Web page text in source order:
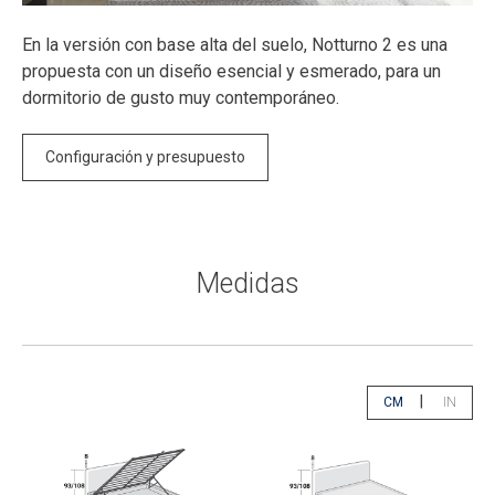
En la versión con base alta del suelo, Notturno 2 es una
propuesta con un diseño esencial y esmerado, para un
dormitorio de gusto muy contemporáneo.
Configuración y presupuesto
Medidas
CM
|
IN